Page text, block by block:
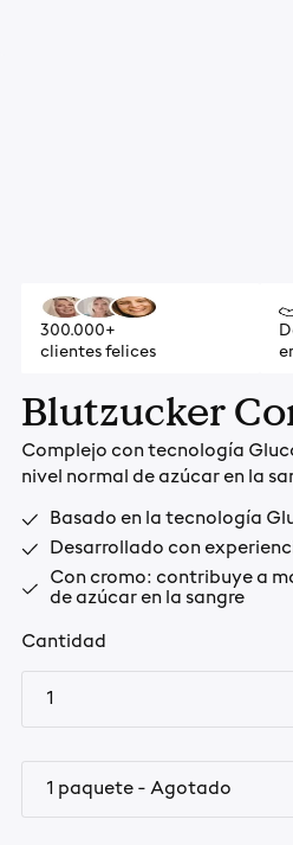
300.000+
clientes felices
Blutzucker
Complejo con tecnología
nivel normal de azúcar en la
Basado en la tecnología
Desarrollado con
Con cromo: contribuye a
de azúcar en la sangre
Cantidad